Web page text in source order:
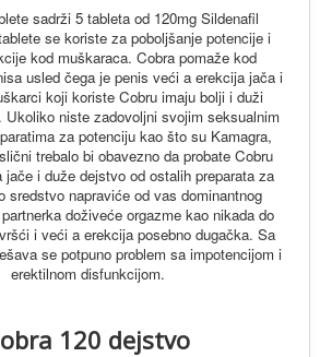
sadrži 5 tableta od 120mg Sildenafil
se koriste za poboljšanje potencije i
kod muškaraca. Cobra pomaže kod
usled čega je penis veći a erekcija jača i
koji koriste Cobru imaju bolji i duži
Ukoliko niste zadovoljni svojim seksualnim
za potenciju kao što su Kamagra,
trebalo bi obavezno da probate Cobru
jače i duže dejstvo od ostalih preparata za
sredstvo napraviće od vas dominantnog
doživeće orgazme kao nikada do
i veći a erekcija posebno dugačka. Sa
se potpuno problem sa impotencijom i
erektilnom disfunkcijom.
120 dejstvo